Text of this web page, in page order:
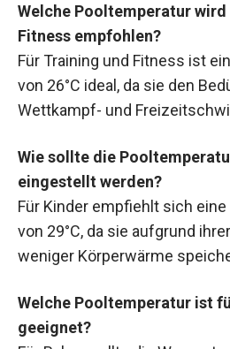
Welche Pooltemperatur
Fitness empfohlen?
Für Training und Fitness ist
von 26°C ideal, da sie den
Wettkampf- und
Wie sollte die
eingestellt werden?
Für Kinder empfiehlt sich
von 29°C, da sie aufgrund
weniger Körperwärme
Welche Pooltemperatur ist
geeignet?